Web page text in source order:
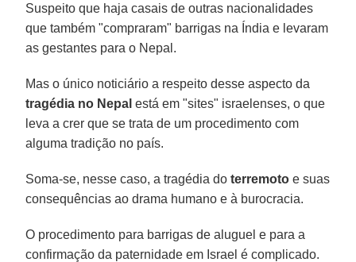
Suspeito que haja casais de outras nacionalidades
que também "compraram" barrigas na Índia e levaram
as gestantes para o Nepal.
Mas o único noticiário a respeito desse aspecto da
tragédia no Nepal está em "sites" israelenses, o que
leva a crer que se trata de um procedimento com
alguma tradição no país.
Soma-se, nesse caso, a tragédia doterremoto e suas
consequências ao drama humano e à burocracia.
O procedimento para barrigas de aluguel e para a
confirmação da paternidade em Israel é complicado.